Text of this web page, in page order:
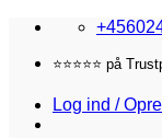
Fortsæt
indholdFri fragt i DK over
Log ind /